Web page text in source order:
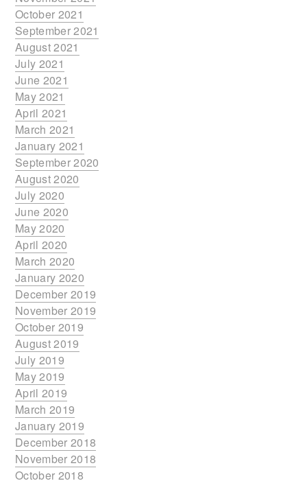
October 2021
September 2021
August 2021
July 2021
June 2021
May 2021
April 2021
March 2021
January 2021
September 2020
August 2020
July 2020
June 2020
May 2020
April 2020
March 2020
January 2020
December 2019
November 2019
October 2019
August 2019
July 2019
May 2019
April 2019
March 2019
January 2019
December 2018
November 2018
October 2018